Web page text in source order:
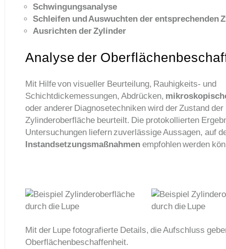
Schwingungsanalyse
Schleifen und Auswuchten der entsprechenden
Ausrichten der Zylinder
Analyse der
Mit Hilfe von visueller Beurteilung, Rauhigkeits- und
Schichtdickemessungen, Abdrücken,
oder anderer Diagnosetechniken wird der Zustand der
Zylinderoberfläche beurteilt. Die protokollierten
Untersuchun­gen liefern zuverlässige Aussagen, auf
Instandsetzungsmaßnahmen empfohlen werden
Mit der Lupe fotografierte Details, die Aufschluss
Oberflächenbeschaffenheit.